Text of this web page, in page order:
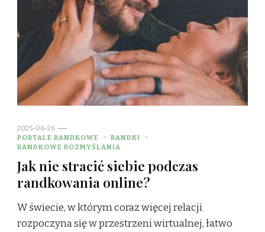
2025-06-26
PORTALE RANDKOWE
RANDKI
RANDKOWE ROZMYŚLANIA
Jak nie stracić siebie podczas
randkowania online?
W świecie, w którym coraz więcej relacji
rozpoczyna się w przestrzeni wirtualnej, łatwo